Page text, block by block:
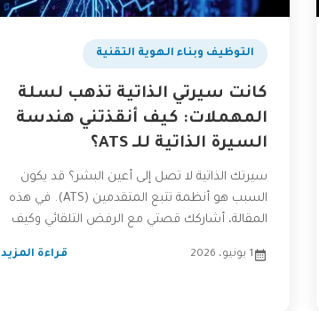
التوظيف وبناء الهوية التقنية
كانت سيرتي الذاتية تذهب لسلة
المهملات: كيف أنقذتني هندسة
السيرة الذاتية للـ ATS؟
سيرتك الذاتية لا تصل إلى أعين البشر؟ قد يكون
السبب هو أنظمة تتبع المتقدمين (ATS). في هذه
المقالة، أشاركك قصتي مع الرفض التلقائي وكيف
1 يونيو، 2026 قراءة المزيد